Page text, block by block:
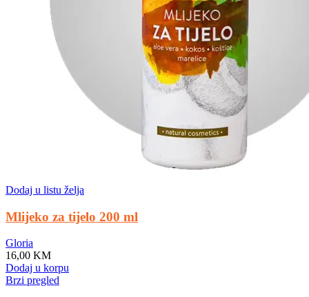
Dodaj u listu želja
Mlijeko za tijelo 200 ml
Gloria
16,00 KM
Dodaj u korpu
Brzi pregled